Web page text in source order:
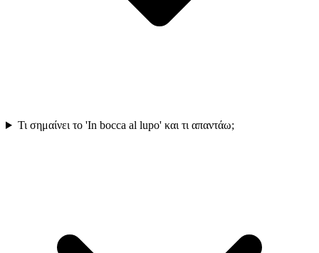
Τι σημαίνει το 'In bocca al lupo' και τι απαντάω;